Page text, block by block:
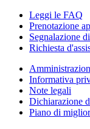
Leggi le FAQ
Prenotazione
Segnalazione
Richiesta
Informativa
Note legali
Dichiarazione
Piano di